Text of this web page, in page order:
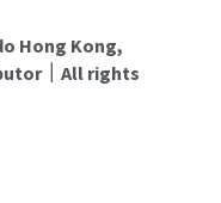
Hong Kong,
｜All rights